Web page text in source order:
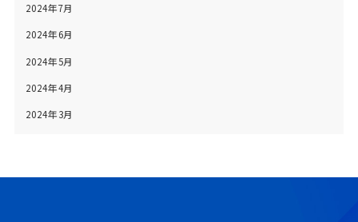
2024年7月
2024年6月
2024年5月
2024年4月
2024年3月